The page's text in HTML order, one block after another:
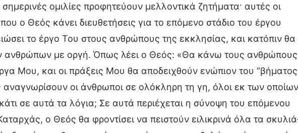
ομιλίες προφητεύουν μελλοντικά ζητήματα· αυτές οι
ο Θεός κάνει διευθετήσεις για το επόμενο στάδιο του έργου
το έργο Του στους ανθρώπους της εκκλησίας, και κατόπιν θα
ανθρώπων με οργή. Όπως λέει ο Θεός: «Θα κάνω τους ανθρώπους
Μου, και οι πράξεις Μου θα αποδειχθούν ενώπιον του “βήματος
αναγνωρίσουν οι άνθρωποι σε ολόκληρη τη γη, όλοι εκ των οποίων
σε αυτά τα λόγια; Σε αυτά περιέχεται η σύνοψη του επόμενου
ο Θεός θα φροντίσει να πειστούν ειλικρινά όλα τα